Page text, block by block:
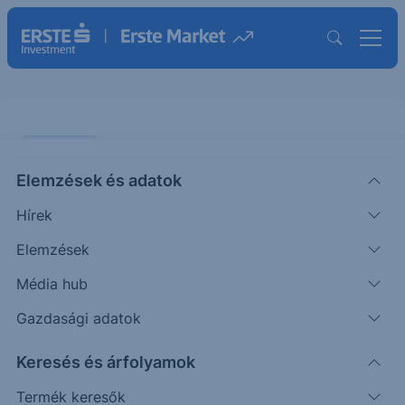
Elemzések és adatok
Hírek
Elemzések
Média hub
Gazdasági adatok
Keresés és árfolyamok
Termék keresők
csúcson
A hazai piacon menetel a forint az erős irányba:
több mint másfél éves csúcson jár a magyar